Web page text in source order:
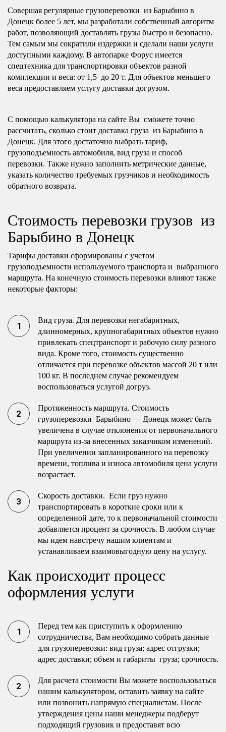
Совершая регулярные грузоперевозки из Барыбино в
Донецк более 5 лет, мы разработали собственный алгоритм
работ, позволяющий доставлять грузы быстро и безопасно.
Тем самым мы сократили издержки и сделали наши услуги
доступными каждому. В автопарке Форус имеется
спецтехника для транспортировки объектов разной
комплекции и веса: от 1,5 до 20 т. Для объектов меньшего
веса предоставляем услугу доставки догрузом.
С помощью калькулятора на сайте Вы сможете точно
рассчитать, сколько стоит доставка груза из Барыбино в
Донецк. Для этого достаточно выбрать тариф,
грузоподъемность автомобиля, вид груза и способ
перевозки. Также нужно заполнить метрические данные,
указать количество требуемых грузчиков и необходимость
обратного возврата.
Стоимость перевозки грузов из
Барыбино в Донецк
Тарифы доставки сформированы с учетом
грузоподъемности используемого транспорта и выбранного
маршрута. На конечную стоимость перевозки влияют также
некоторые факторы:
Вид груза. Для перевозки негабаритных,
длинномерных, крупногабаритных объектов нужно
привлекать спецтранспорт и рабочую силу разного
вида. Кроме того, стоимость существенно
отличается при перевозке объектов массой 20 т или
100 кг. В последнем случае рекомендуем
воспользоваться услугой догруз.
Протяженность маршрута. Стоимость
грузоперевозки Барыбино — Донецк может быть
увеличена в случае отклонения от первоначального
маршрута из-за внесенных заказчиком изменений.
При увеличении запланированного на перевозку
времени, топлива и износа автомобиля цена услуги
возрастает.
Скорость доставки. Если груз нужно
транспортировать в короткие сроки или к
определенной дате, то к первоначальной стоимости
добавляется процент за срочность. В любом случае
мы идем навстречу нашим клиентам и
устанавливаем взаимовыгодную цену на услугу.
Как происходит процесс
оформления услуги
Перед тем как приступить к оформлению
сотрудничества, Вам необходимо собрать данные
для грузоперевозки: вид груза; адрес отгрузки;
адрес доставки; объем и габариты груза; срочность.
Для расчета стоимости Вы можете воспользоваться
нашим калькулятором, оставить заявку на сайте
или позвонить напрямую специалистам. После
утверждения цены наши менеджеры подберут
подходящий грузовик и предоставят всю